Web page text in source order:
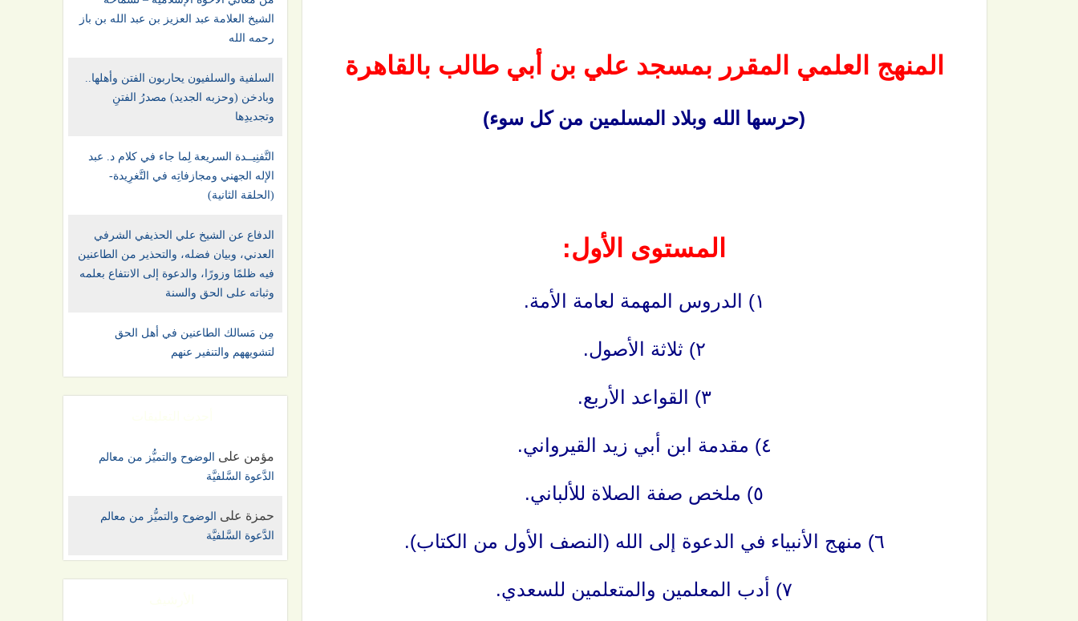
المنهج العلمي المقرر بمسجد علي بن أبي طالب بالقاهرة
(حرسها الله وبلاد المسلمين من كل سوء)
المستوى الأول:
١) الدروس المهمة لعامة الأمة.
٢) ثلاثة الأصول.
٣) القواعد الأربع.
٤) مقدمة ابن أبي زيد القيرواني.
٥) ملخص صفة الصلاة للألباني.
٦) منهج الأنبياء في الدعوة إلى الله (النصف الأول من الكتاب).
٧) أدب المعلمين والمتعلمين للسعدي.
الشيخ العلامة عبد العزيز بن عبد الله بن باز
رحمه الله
السلفية والسلفيون يحاربون الفتن وأهلها..
وبادخن (وحزبه الجديد) مصدرُ الفتنِ
وتجديدِها
التَّفنِيــدة السريعة لِما جاء في كلام د. عبد
الإله الجهني ومجازفاتِه في التَّغرِيدة-
(الحلقة الثانية)
الدفاع عن الشيخ علي الحذيفي الشرفي
العدني، وبيان فضله، والتحذير من الطاعنين
فيه ظلمًا وزورًا، والدعوة إلى الانتفاع بعلمه
وثباته على الحق والسنة
مِن مَسالك الطاعنين في أهل الحق
لتشويههم والتنفير عنهم
مؤمن على
الوضوح والتميُّز من معالم
الدَّعوة السَّلفيَّة
حمزة على
الوضوح والتميُّز من معالم
الدَّعوة السَّلفيَّة